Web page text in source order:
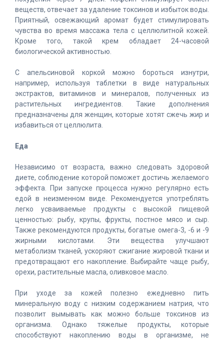
веществ, отвечает за удаление токсинов и избыток воды.
Приятный, освежающий аромат будет стимулировать
чувства во время массажа тела с целлюлитной кожей.
Кроме того, такой крем обладает 24-часовой
биологической активностью.
С апельсиновой коркой можно бороться изнутри,
например, используя таблетки в виде натуральных
экстрактов, витаминов и минералов, полученных из
растительных ингредиентов. Такие дополнения
предназначены для женщин, которые хотят сжечь жир и
избавиться от целлюлита.
Еда
Независимо от возраста, важно следовать здоровой
диете, соблюдение которой поможет достичь желаемого
эффекта. При запуске процесса нужно регулярно есть
едой в неизменном виде. Рекомендуется употреблять
легко усваиваемые продукты с высокой пищевой
ценностью: рыбу, крупы, фрукты, постное мясо и сыр.
Также рекомендуются продукты, богатые омега-3, -6 и -9
жирными кислотами. Эти вещества улучшают
метаболизм тканей, ускоряют сжигание жировой ткани и
предотвращают его накопление. Выбирайте чаще рыбу,
орехи, растительные масла, оливковое масло.
При уходе за кожей полезно ежедневно пить
минеральную воду с низким содержанием натрия, что
позволит вымывать как можно больше токсинов из
организма. Однако тяжелые продукты, которые
способствуют накоплению воды в организме, не